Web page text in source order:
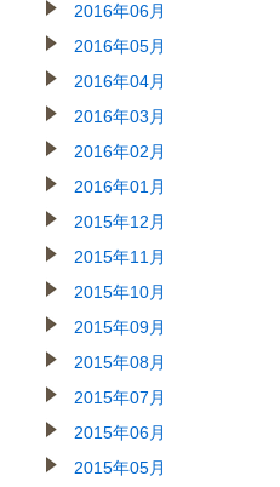
2016年06月
2016年05月
2016年04月
2016年03月
2016年02月
2016年01月
2015年12月
2015年11月
2015年10月
2015年09月
2015年08月
2015年07月
2015年06月
2015年05月